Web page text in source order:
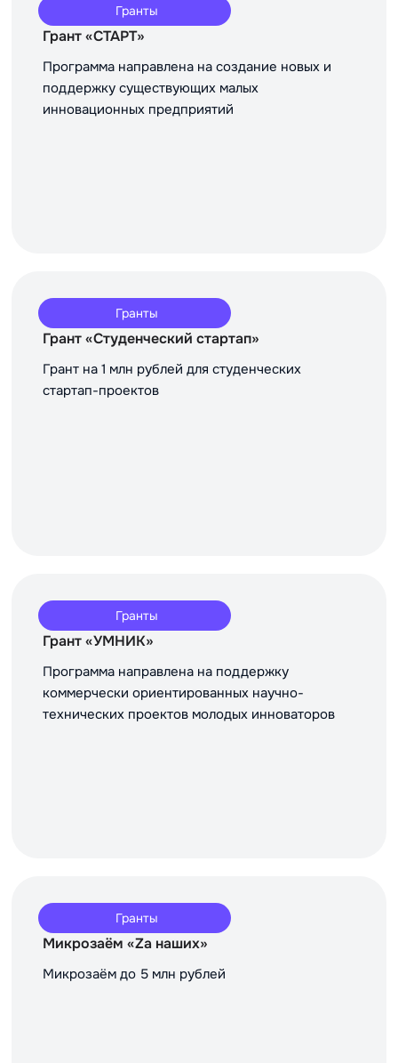
Гранты
Грант «СТАРТ»
Программа направлена на создание новых и
поддержку существующих малых
инновационных предприятий
Гранты
Грант «Студенческий стартап»
Грант на 1 млн рублей для студенческих
стартап-проектов
Гранты
Грант «УМНИК»
Программа направлена на поддержку
коммерчески ориентированных научно-
технических проектов молодых инноваторов
Гранты
Микрозаём «Za наших»
Микрозаём до 5 млн рублей